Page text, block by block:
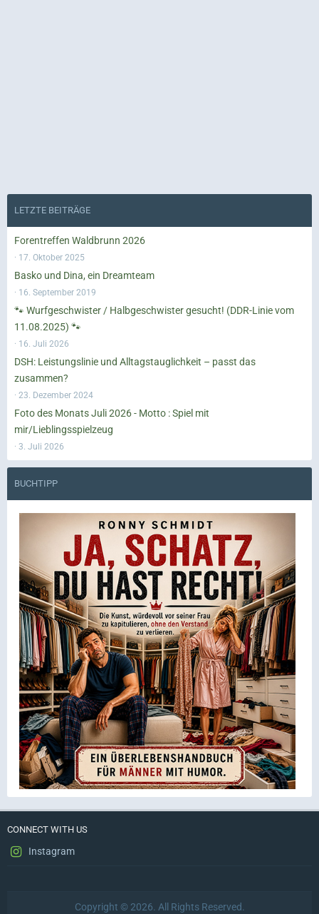
LETZTE BEITRÄGE
Forentreffen Waldbrunn 2026
17. Oktober 2025
Basko und Dina, ein Dreamteam
16. September 2019
🐾 Wurfgeschwister / Halbgeschwister gesucht! (DDR-Linie vom
11.08.2025) 🐾
16. Juli 2026
DSH: Leistungslinie und Alltagstauglichkeit – passt das
zusammen?
23. Dezember 2024
Foto des Monats Juli 2026 - Motto : Spiel mit
mir/Lieblingsspielzeug
3. Juli 2026
BUCHTIPP
CONNECT WITH US
Instagram
Copyright © 2026. All Rights Reserved.